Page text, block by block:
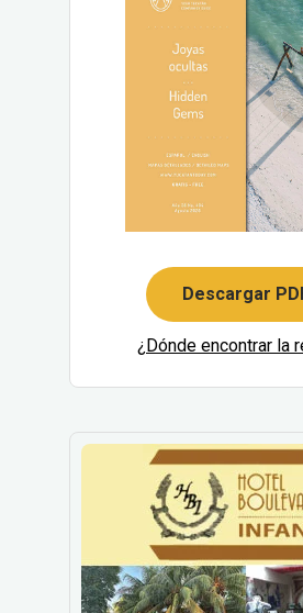
Descargar
¿Dónde encontrar la